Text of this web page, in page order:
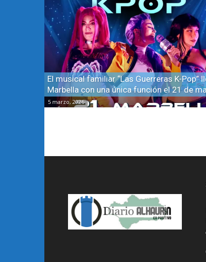
El musical familiar “Las Guerreras K-Pop”
Marbella con una única función el 21 de
5 marzo, 2026